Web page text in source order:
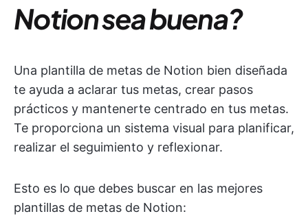
Notion sea buena?
Una plantilla de metas de Notion bien diseñada
te ayuda a aclarar tus metas, crear pasos
prácticos y mantenerte centrado en tus metas.
Te proporciona un sistema visual para planificar,
realizar el seguimiento y reflexionar.
Esto es lo que debes buscar en las mejores
plantillas de metas de Notion: